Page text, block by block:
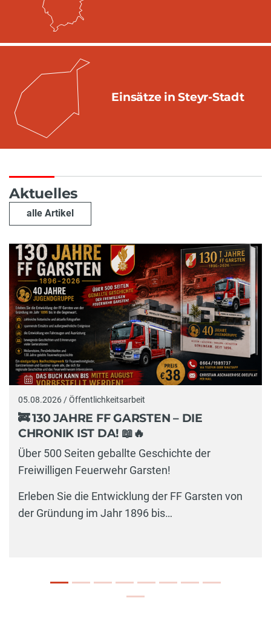
Einsätze in Steyr-Stadt
Aktuelles
alle Artikel
05.08.2026 / Öffentlichkeitsarbeit
🚒 130 JAHRE FF GARSTEN – DIE
CHRONIK IST DA! 📖🔥
Über 500 Seiten geballte Geschichte der
Freiwilligen Feuerwehr Garsten!
Erleben Sie die Entwicklung der FF Garsten von
der Gründung im Jahr 1896 bis…